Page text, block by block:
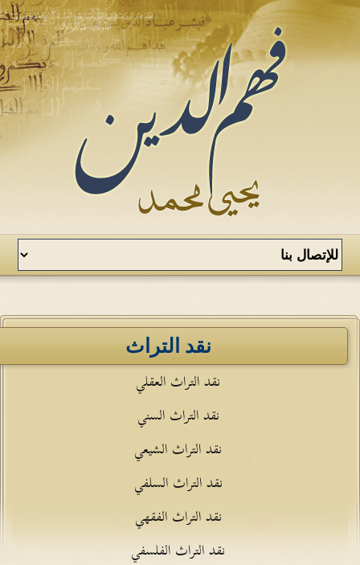
نقد التراث
نقد التراث العقلي
نقد التراث السني
نقد التراث الشيعي
نقد التراث السلفي
نقد التراث الفقهي
نقد التراث الفلسفي